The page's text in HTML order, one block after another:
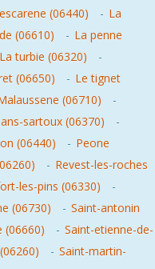
(06440) - La
(06610) - La penne
La turbie (06320)
-
(06650) - Le tignet
(06710)
-
sartoux (06370)
-
(06440) - Peone
- Revest-les-roches
les-pins (06330)
-
(06730) - Saint-antonin
(06660) - Saint-etienne-de-
- Saint-martin-